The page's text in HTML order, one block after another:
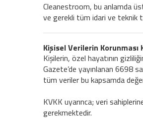
Cleanestroom, bu anlamda
ve gerekli tüm idari ve teknik
Kişisel Verilerin Korunması
Kişilerin, özel hayatının
Gazete’de yayınlanan 6698
tüm veriler bu kapsamda
KVKK uyarınca; veri
gerekmektedir.